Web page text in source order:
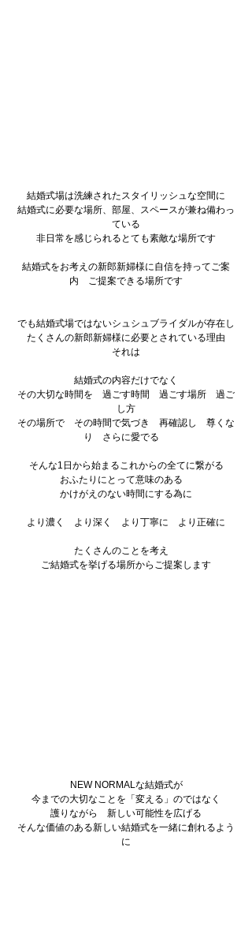
結婚式場は洗練されたスタイリッシュな空間に
結婚式に必要な場所、部屋、スペースが兼ね備わっ
ている
非日常を感じられるとても素敵な場所です
結婚式をお考えの新郎新婦様に自信を持ってご案
内　ご提案できる場所です
でも結婚式場ではないシュシュブライダルが存在し
たくさんの新郎新婦様に必要とされている理由
それは
結婚式の内容だけでなく
その大切な時間を　過ごす時間　過ごす場所　過ご
し方
その場所で　その時間で気づき　再確認し　尊くな
り　さらに愛でる
そんな1日から始まるこれからの全てに繋がる
おふたりにとって意味のある
かけがえのない時間にする為に
より濃く　より深く　より丁寧に　より正確に
たくさんのことを考え
ご結婚式を挙げる場所からご提案します
NEW NORMALな結婚式が
今までの大切なことを「変える」のではなく
護りながら　新しい可能性を広げる
そんな価値のある新しい結婚式を一緒に創れるよう
に